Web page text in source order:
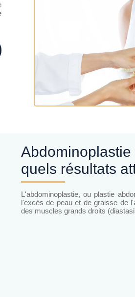
Abdominoplastie : pour qui, comment et
quels résultats
L'abdominoplastie, ou plastie
l'excès de peau et de graisse de
des muscles grands droits